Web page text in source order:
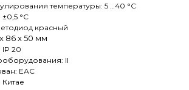
температуры: 5 …40 °С
°С
красный
86 х 50 мм
IP 20
II
ЕАС